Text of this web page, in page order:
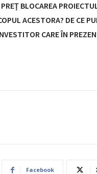
BLOCAREA
ACESTORA? DE CE
CARE ÎN
Facebook